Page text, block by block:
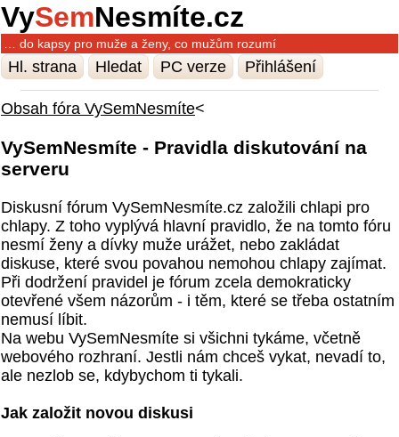
VySemNesmíte.cz
… do kapsy pro muže a ženy, co mužům rozumí
Hl. strana Hledat PC verze Přihlášení
Obsah fóra VySemNesmíte<
VySemNesmíte - Pravidla diskutování na
serveru
Diskusní fórum VySemNesmíte.cz založili chlapi pro
chlapy. Z toho vyplývá hlavní pravidlo, že na tomto fóru
nesmí ženy a dívky muže urážet, nebo zakládat
diskuse, které svou povahou nemohou chlapy zajímat.
Při dodržení pravidel je fórum zcela demokraticky
otevřené všem názorům - i těm, které se třeba ostatním
nemusí líbit.
Na webu VySemNesmíte si všichni tykáme, včetně
webového rozhraní. Jestli nám chceš vykat, nevadí to,
ale nezlob se, kdybychom ti tykali.
Jak založit novou diskusi